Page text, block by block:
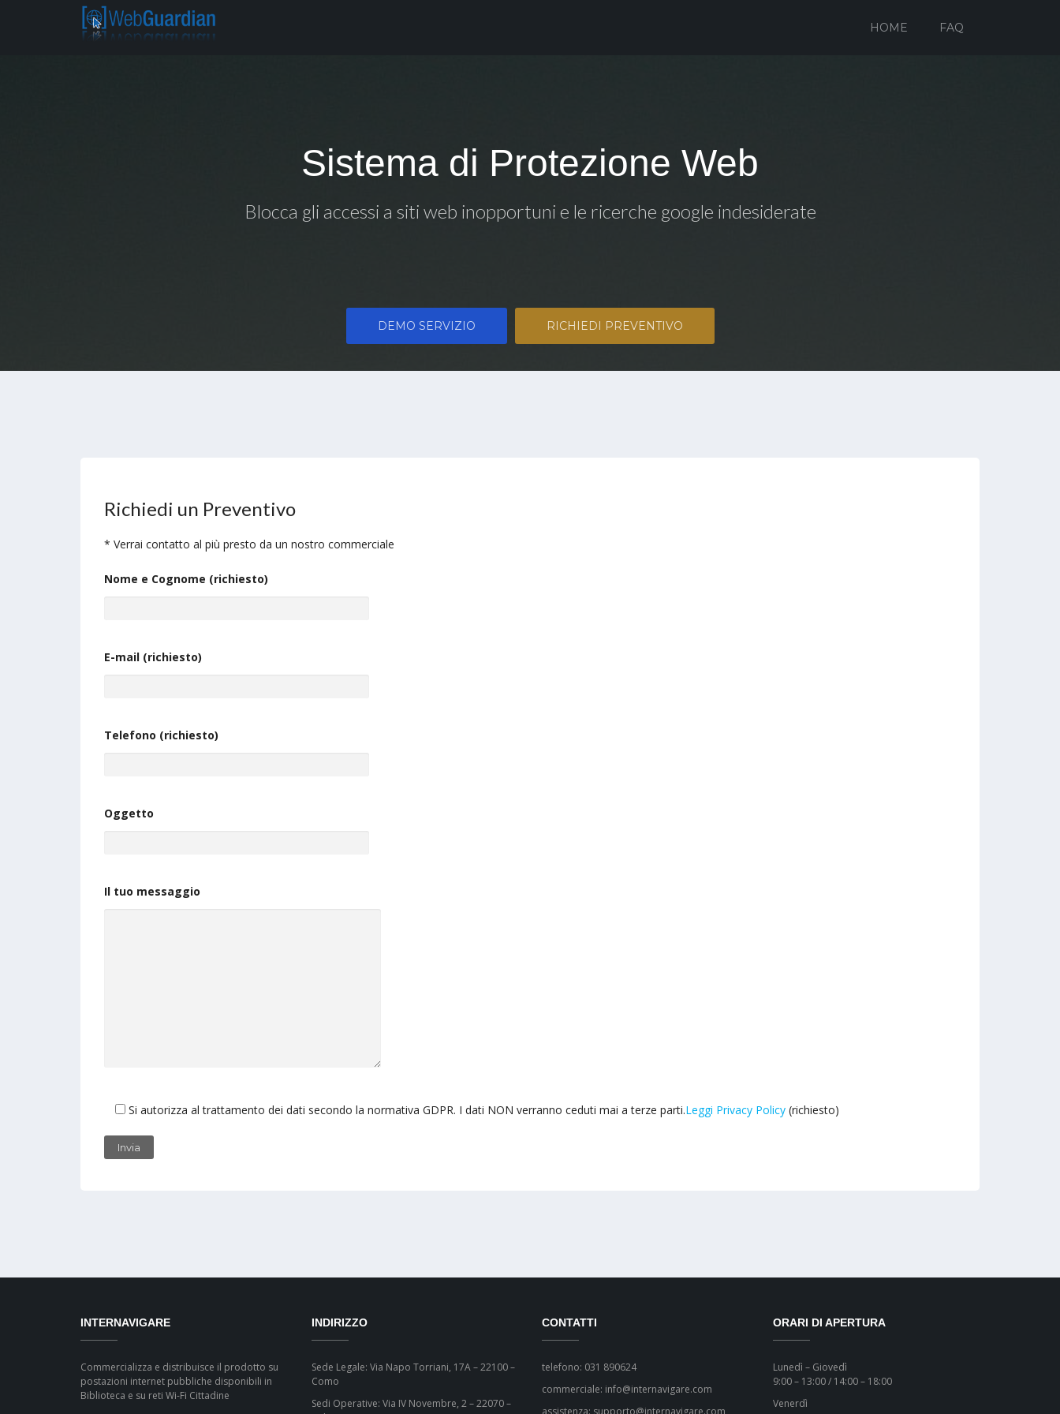
HOME FAQ
Sistema di Protezione Web
Blocca gli accessi a siti web inopportuni e le ricerche google indesiderate
DEMO SERVIZIO RICHIEDI PREVENTIVO
Richiedi un Preventivo
* Verrai contatto al più presto da un nostro commerciale
Nome e Cognome (richiesto)
E-mail (richiesto)
Telefono (richiesto)
Oggetto
Il tuo messaggio
Si autorizza al trattamento dei dati secondo la normativa GDPR. I dati NON verranno ceduti mai a terze parti.Leggi Privacy Policy (richiesto)
INTERNAVIGARE
Commercializza e distribuisce il prodotto su
postazioni internet pubbliche disponibili in
Biblioteca e su reti Wi-Fi Cittadine
INDIRIZZO
Sede Legale: Via Napo Torriani, 17A – 22100 –
Como
Sedi Operative: Via IV Novembre, 2 – 22070 –
CONTATTI
telefono: 031 890624
commerciale: info@internavigare.com
assistenza: supporto@internavigare.com
ORARI DI APERTURA
Lunedì – Giovedì
9:00 – 13:00 / 14:00 – 18:00
Venerdì